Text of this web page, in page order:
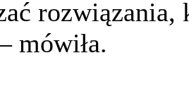
rozwiązania,
mówiła.